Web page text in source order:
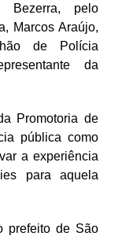
Bezerra, pelo
Marcos Araújo,
de Polícia
da
Promotoria de
pública como
a experiência
para aquela
prefeito de São